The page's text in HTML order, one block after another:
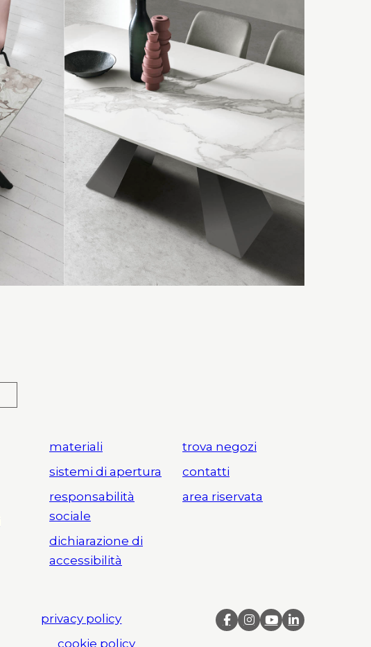
materiali
sistemi di apertura
responsabilità
sociale
dichiarazione di
accessibilità
trova negozi
contatti
area riservata
privacy policy
cookie policy